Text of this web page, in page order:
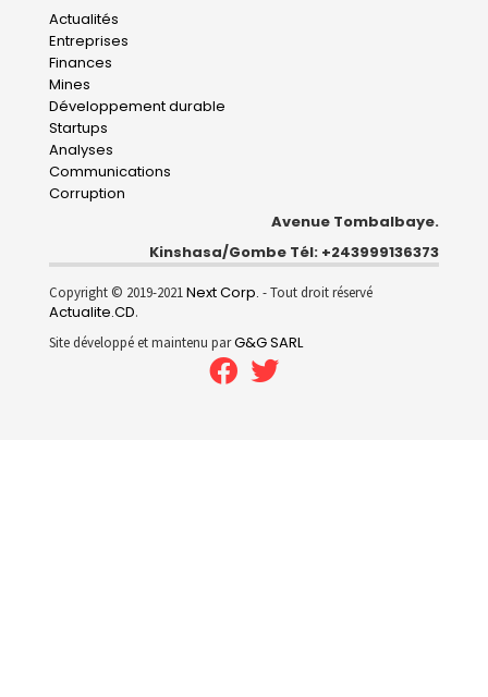
Main
navigation
Actualités
Entreprises
Finances
Mines
Développement durable
Startups
Analyses
Communications
Corruption
Avenue Tombalbaye.
Kinshasa/Gombe Tél: +243999136373
Copyright © 2019-2021Next Corp. - Tout droit réservé
Actualite.CD.
Site développé et maintenu parG&G SARL